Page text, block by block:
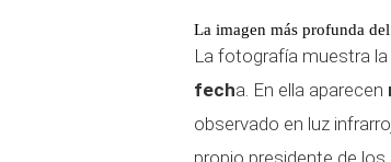
La imagen más profunda
La fotografía muestra la
fecha. En ella aparecen
observado en luz
propio presidente de